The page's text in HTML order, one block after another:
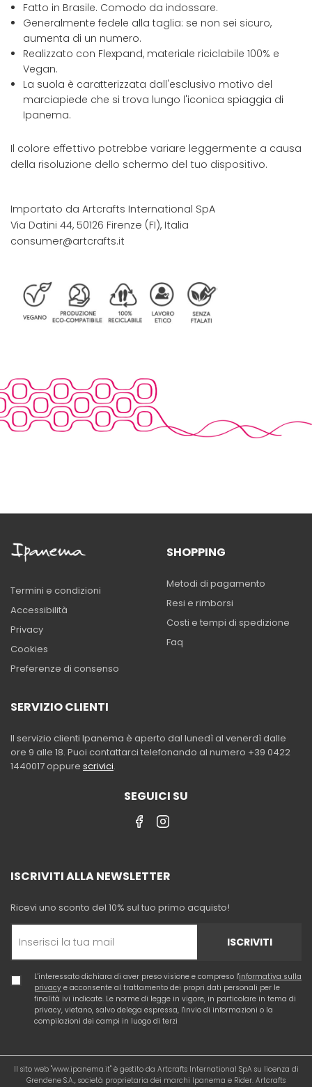
Fatto in Brasile. Comodo da indossare.
Generalmente fedele alla taglia: se non sei sicuro,
aumenta di un numero.
Realizzato con Flexpand, materiale riciclabile 100% e
Vegan.
La suola è caratterizzata dall'esclusivo motivo del
marciapiede che si trova lungo l'iconica spiaggia di
Ipanema.
Il colore effettivo potrebbe variare leggermente a causa
della risoluzione dello schermo del tuo dispositivo.
Importato da Artcrafts International SpA
Via Datini 44, 50126 Firenze (FI), Italia
consumer@artcrafts.it
Termini e condizioni
Accessibilità
Privacy
Cookies
Preferenze di consenso
SHOPPING
Metodi di pagamento
Resi e rimborsi
Costi e tempi di spedizione
Faq
SERVIZIO CLIENTI
Il servizio clienti Ipanema è aperto dal lunedì al venerdì dalle
ore 9 alle 18. Puoi contattarci telefonando al numero +39 0422
1440017 oppure scrivici.
SEGUICI SU
ISCRIVITI ALLA NEWSLETTER
Ricevi uno sconto del 10% sul tuo primo acquisto!
ISCRIVITI
L'interessato dichiara di aver preso visione e compreso l'informativa sulla
privacy e acconsente al trattamento dei propri dati personali per le
finalità ivi indicate. Le norme di legge in vigore, in particolare in tema di
privacy, vietano, salvo delega espressa, l'invio di informazioni o la
compilazioni dei campi in luogo di terzi
Il sito web "www.ipanema.it" è gestito da Artcrafts International SpA su licenza di
Grendene S.A., società proprietaria dei marchi Ipanema e Rider. Artcrafts